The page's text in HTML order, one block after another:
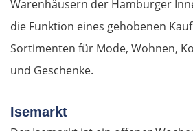
Warenhäusern der Hamburger
die Funktion eines gehobenen
Sortimenten für Mode, Wohnen,
und Geschenke.
Isemarkt